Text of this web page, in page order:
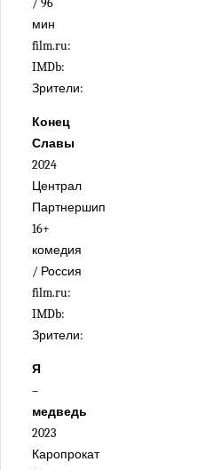
мин
film.ru:
IMDb:
Зрители:
Конец
Славы
2024
Централ
Партнершип
16+
комедия
/ Россия
film.ru:
IMDb:
Зрители:
Я
–
медведь
2023
Каропрокат